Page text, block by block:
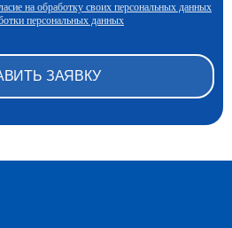
на обработку своих персональных данных
персональных данных